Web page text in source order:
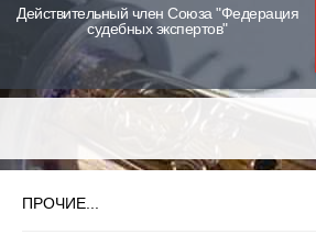
Действительный член Союза "Федерация
судебных экспертов"
ПРОЧИЕ...